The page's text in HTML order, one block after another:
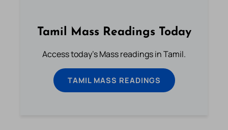
Tamil Mass Readings Today
Access today's Mass readings in Tamil.
TAMIL MASS READINGS